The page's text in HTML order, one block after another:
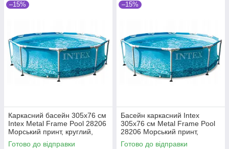
–15%
Каркасний басейн 305x76 см
Intex Metal Frame Pool 28206
Морський принт, круглий,
4485 л
Готово до відправки
–15%
Басейн каркасний Intex
305x76 см Metal Frame Pool
28206 Морський принт,
круглий, 4485 л
Готово до відправки